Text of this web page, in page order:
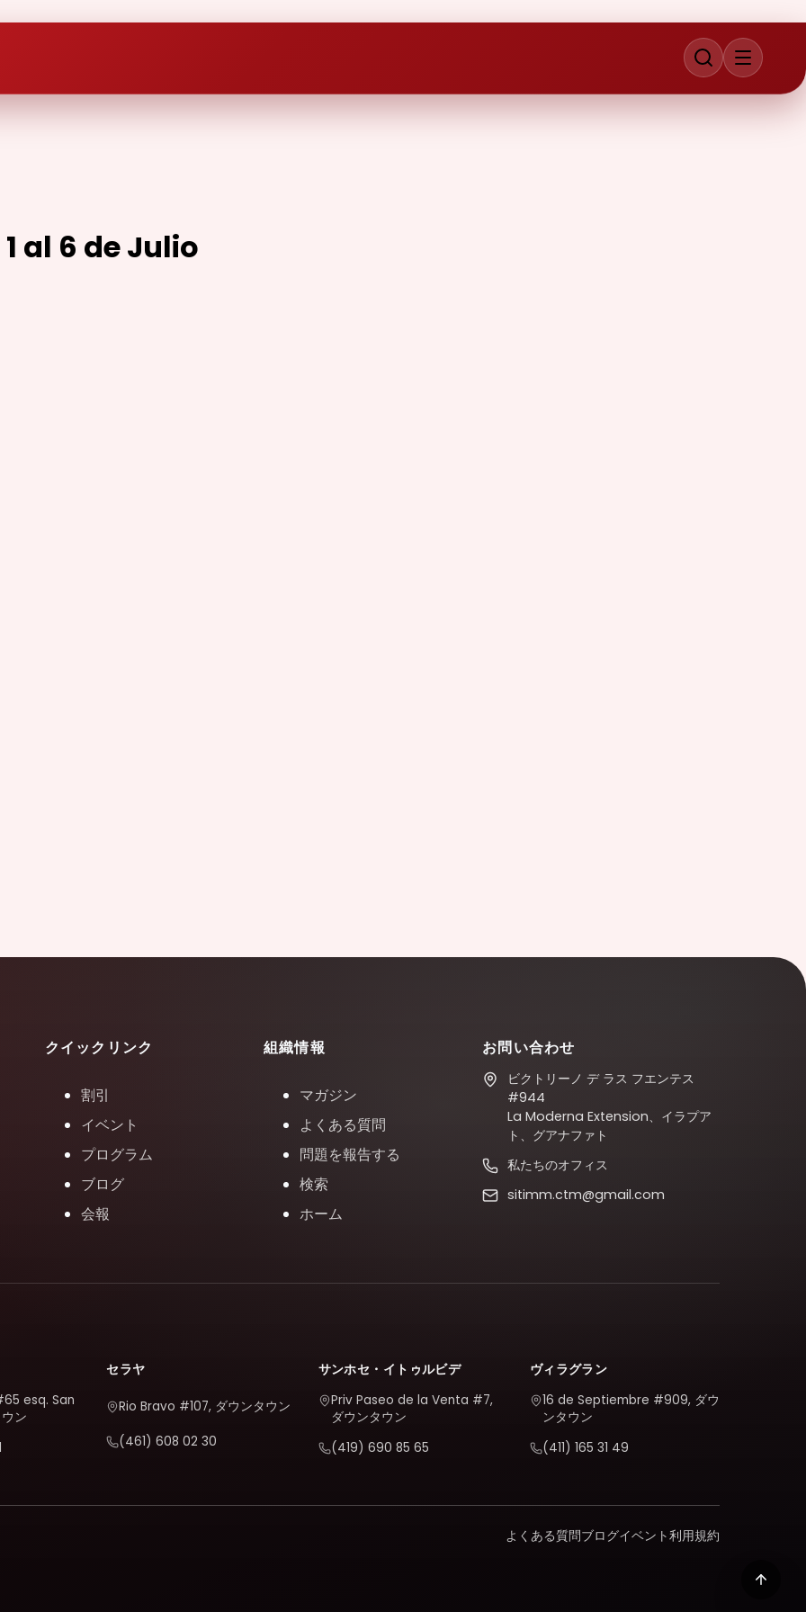
al 6 de Julio
クイックリンク
割引
イベント
プログラム
ブログ
会報
組織情報
マガジン
よくある質問
問題を報告する
検索
ホーム
お問い合わせ
ビクトリーノ デ ラス フエンテス
#944
La Moderna Extension、イラプア
ト、グアナファト
私たちのオフィス
sitimm.ctm@gmail.com
esq. San
ン
セラヤ
Rio Bravo #107, ダウンタウン
(461) 608 02 30
サンホセ・イトゥルビデ
Priv Paseo de la Venta #7,
ダウンタウン
(419) 690 85 65
ヴィラグラン
16 de Septiembre #909, ダウ
ンタウン
(411) 165 31 49
よくある質問ブログイベント利用規約